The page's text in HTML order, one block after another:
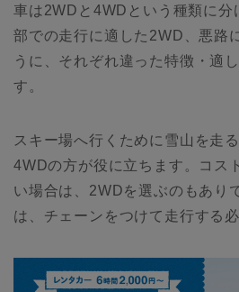
車は2WDと4WDという種類に分
部での走行に適した2WD、悪路
うに、それぞれ違った特徴・適
す。
スキー場へ行くために雪山を走
4WDの方が役に立ちます。コス
い場合は、2WDを選ぶのもあり
は、チェーンをつけて走行する